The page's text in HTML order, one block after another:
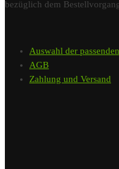
bezüglich dem
Auswahl der
AGB
Zahlung und Versand